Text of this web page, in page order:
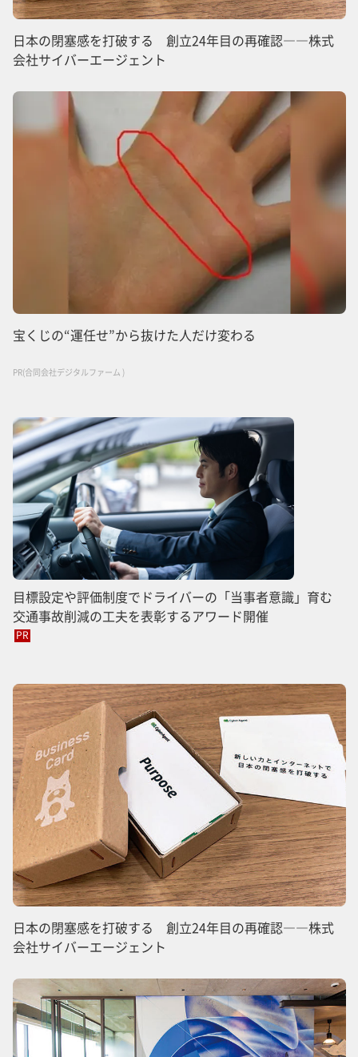
日本の閉塞感を打破する 創立24年目の再確認――株式
会社サイバーエージェント
宝くじの“運任せ”から抜けた人だけ変わる
PR(合同会社デジタルファーム )
目標設定や評価制度でドライバーの「当事者意識」育む
交通事故削減の工夫を表彰するアワード開催
PR
日本の閉塞感を打破する 創立24年目の再確認――株式
会社サイバーエージェント